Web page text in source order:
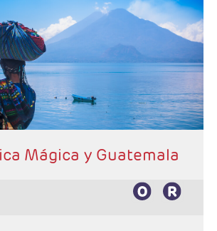
y Viernes
José, 2 noches Tortuguero, 2
noches Monteverde y 4 noches
Standard, Primera o Semilujo
3 almuerzos y 2 cenas.
Mágica y Guatemala